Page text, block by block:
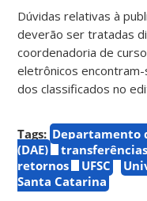
Dúvidas relativas à
deverão ser tratadas
coordenadoria de
eletrônicos
dos classificados no
Tags: Departamento
(DAE)
retornos
UFSC
Santa Catarina